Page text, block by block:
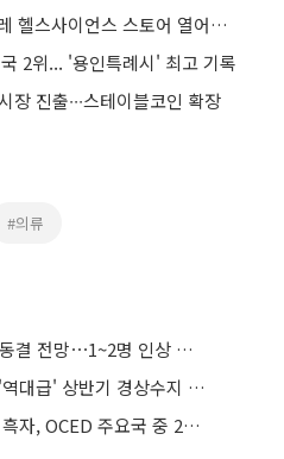
현대백화점, 목동점에 네슬레 헬스사이언스 스토어 열어…AI로 건강 체크도
2위... '용인특례시' 최고 기록
진출∙∙∙스테이블코인 확장
#의류
우리금융硏 "8월 기준금리 동결 전망⋯1~2명 인상 소수의견 낼 것"
반도체 날개 달고 날았다⋯'역대급' 상반기 경상수지 흑자 2000억달러 육박
한은 "'또 신기록' 경상수지 흑자, OCED 주요국 중 2위⋯반도체 수출 효과"